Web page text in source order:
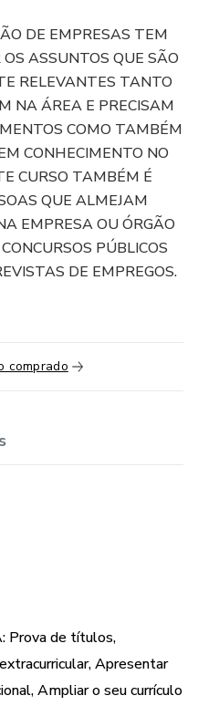
DE EMPRESAS TEM
ASSUNTOS QUE SÃO
RELEVANTES TANTO
NA ÁREA E PRECISAM
COMO TAMBÉM
CONHECIMENTO NO
CURSO TAMBÉM É
QUE ALMEJAM
EMPRESA OU ÓRGÃO
PÚBLICOS
DE EMPREGOS.
comprado
Prova de títulos,
Apresentar
Ampliar o seu currículo